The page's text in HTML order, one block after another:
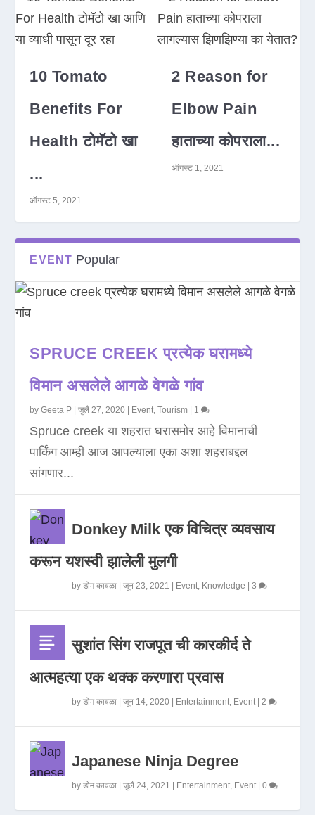
10 Tomato
Benefits For
Health टोमॅटो खा
...
ऑगस्ट 5, 2021
2 Reason for
Elbow Pain
हाताच्या कोपराला...
ऑगस्ट 1, 2021
EVENT Popular
SPRUCE CREEK प्रत्येक घरामध्ये
विमान असलेले आगळे वेगळे गांव
byGeeta P |जुलै 27, 2020 Event,Tourism 1
Spruce creek या शहरात घरासमोर आहे विमानाची
पार्किंग आम्ही आज आपल्याला एका अशा शहराबद्दल
सांगणार...
Donkey Milk एक विचित्र व्यवसाय
करून यशस्वी झालेली मुलगी
byडोम कावळा |जून 23, 2021 Event, Knowledge |3
सुशांत सिंग राजपूत ची कारकीर्द ते
आत्महत्या एक थक्क करणारा प्रवास
byडोम कावळा |जून 14, 2020 Entertainment, Event|2
Japanese Ninja Degree
byडोम कावळा |जुलै 24, 2021 Entertainment, Event|0